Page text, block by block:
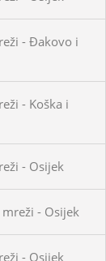
- Đakovo i
- Koška i
- Osijek
- Osijek
- Osijek